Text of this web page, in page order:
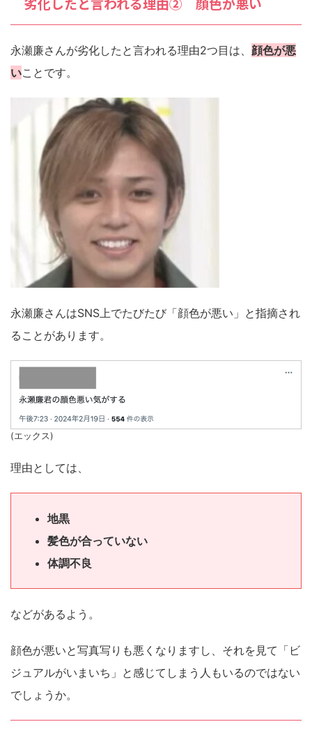
永瀬廉さんが劣化したと言われる理由2つ目は、 顔色が悪
いことです。
永瀬廉さんはSNS上でたびたび「顔色が悪い」と指摘され
ることがあります。
(エックス)
理由としては、
地黒
髪色が合っていない
体調不良
などがあるよう。
顔色が悪いと写真写りも悪くなりますし、それを見て「ビ
ジュアルがいまいち」と感じてしまう人もいるのではない
でしょうか。